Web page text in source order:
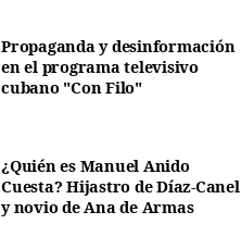
Propaganda y desinformación
en el programa televisivo
cubano "Con Filo"
¿Quién es Manuel Anido
Cuesta? Hijastro de Díaz-Canel
y novio de Ana de Armas